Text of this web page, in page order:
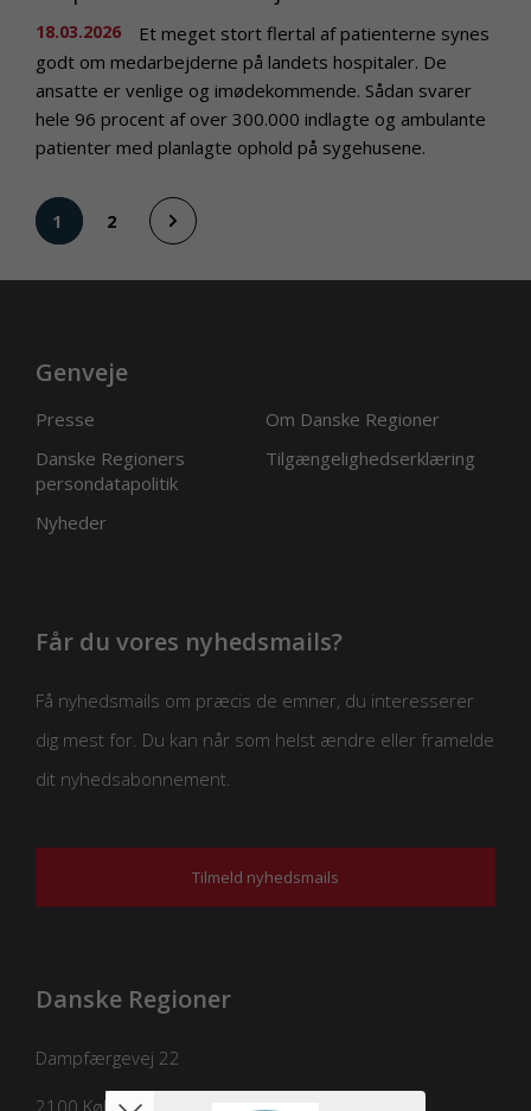
18.03.2026
Et meget stort flertal af patienterne synes
godt om medarbejderne på landets hospitaler. De
ansatte er venlige og imødekommende. Sådan svarer
hele 96 procent af over 300.000 indlagte og ambulante
patienter med planlagte ophold på sygehusene.
1 2
Genveje
Presse
Om Danske Regioner
Danske Regioners
persondatapolitik
Tilgængelighedserklæring
Nyheder
Får du vores nyhedsmails?
Få nyhedsmails om præcis de emner, du interesserer
dig mest for. Du kan når som helst ændre eller framelde
dit nyhedsabonnement.
Tilmeld nyhedsmails
Danske Regioner
Dampfærgevej 22